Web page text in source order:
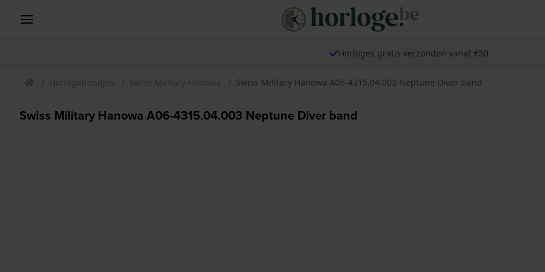
Horloges gratis verzonden vanaf €50
Horlogebandjes Swiss Military Hanowa Swiss Military Hanowa A06-4315.04.003 Neptune Diver band
Swiss Military Hanowa A06-4315.04.003 Neptune Diver band